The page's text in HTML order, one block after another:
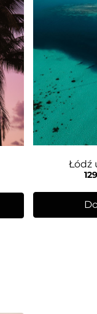
Łódź